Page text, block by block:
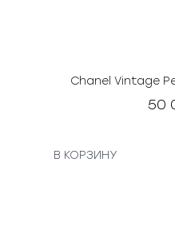
Chanel Vintage
50
В КОРЗИНУ